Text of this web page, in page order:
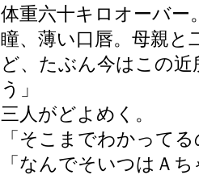
体重六十キロオーバー
瞳、薄い口唇。母親と
ど、たぶん今はこの
う」
三人がどよめく。
「そこまでわかって
「なんでそいつはＡ